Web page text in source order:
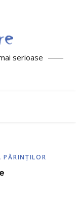
serioase
PĂRINŢILOR